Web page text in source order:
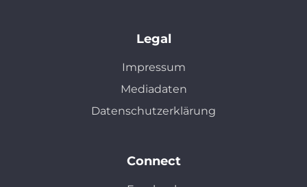
Legal
Impressum
Mediadaten
Datenschutzerklärung
Connect